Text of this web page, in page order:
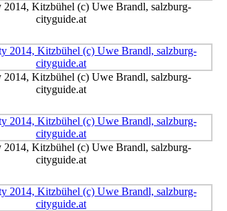
2014, Kitzbühel (c) Uwe Brandl, salzburg-
cityguide.at
2014, Kitzbühel (c) Uwe Brandl, salzburg-
cityguide.at
2014, Kitzbühel (c) Uwe Brandl, salzburg-
cityguide.at